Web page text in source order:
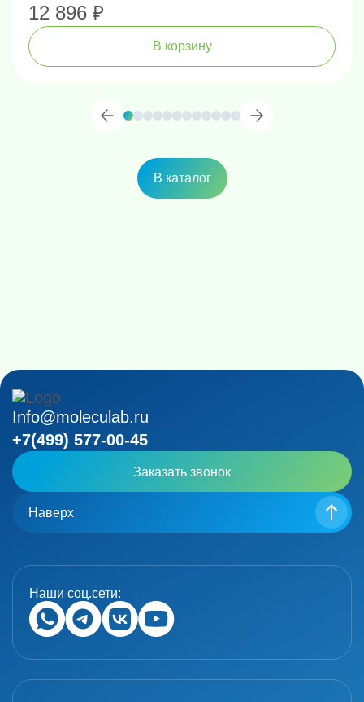
12 896 ₽
В корзину
В каталог
Info@moleculab.ru
+7(499) 577-00-45
Заказать звонок
Наверх
Наши соц.сети: